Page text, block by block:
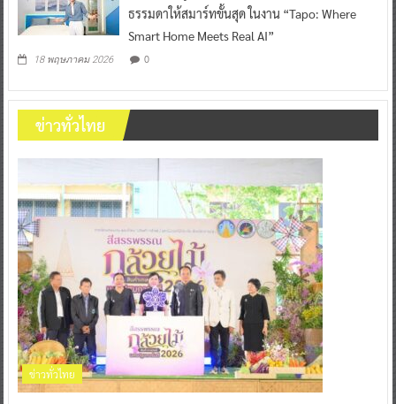
ธรรมดาให้สมาร์ทขั้นสุด ในงาน “Tapo: Where
Smart Home Meets Real AI”
18 พฤษภาคม 2026 0
ข่าวทั่วไทย
ข่าวทั่วไทย